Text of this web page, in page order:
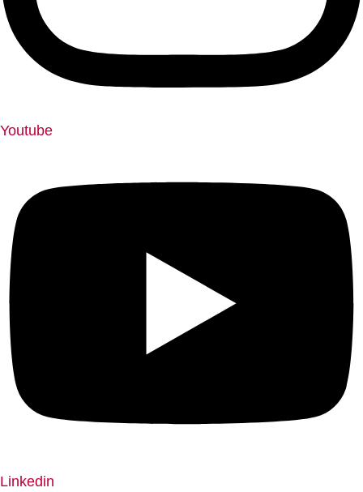
Youtube
Linkedin